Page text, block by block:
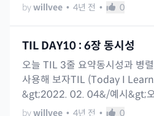
bywillvee • 4년 전 • 0
TIL DAY10 : 6장 동시성
오늘 TIL 3줄 요약동시성과 병
사용해 보자TIL (Today I
&gt;2022. 02. 04&/예시&gt;
bywillvee • 4년 전 • 0